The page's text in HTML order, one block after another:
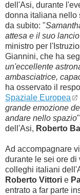
dell'Asi, durante
donna italiana nello
da subito: "
attesa e il suo
ministro per
Giannini, che ha
un'eccellente
ambasciatrice,
ha osservato il
Spaziale Europea
grande emozione
andare nello spazio
dell'Asi, Roberto
Ad accompagnare
durante le sei ore
colleghi italiani
Roberto Vittori e
entrato a far parte